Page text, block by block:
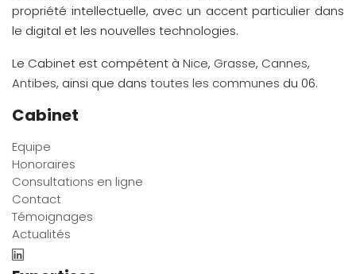
propriété intellectuelle, avec un accent particulier dans
le digital et les nouvelles technologies.
Le Cabinet est compétent à Nice, Grasse, Cannes,
Antibes, ainsi que dans toutes les communes du 06.
Cabinet
Equipe
Honoraires
Consultations en ligne
Contact
Témoignages
Actualités